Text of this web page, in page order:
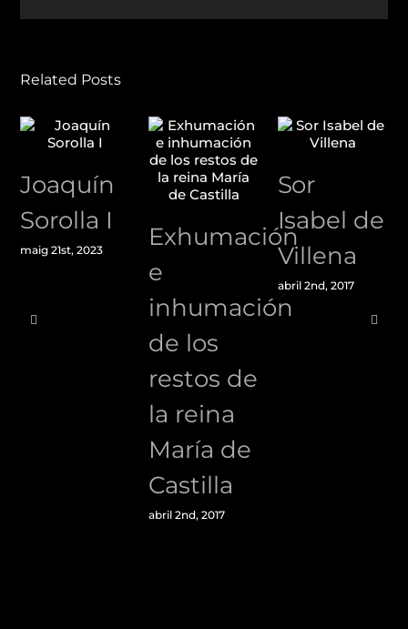
Related Posts
Joaquín
Sorolla I
maig 21st, 2023
Exhumación
e
inhumación
de los
restos de
la reina
María de
Castilla
abril 2nd, 2017
Sor
Isabel de
Villena
abril 2nd, 2017